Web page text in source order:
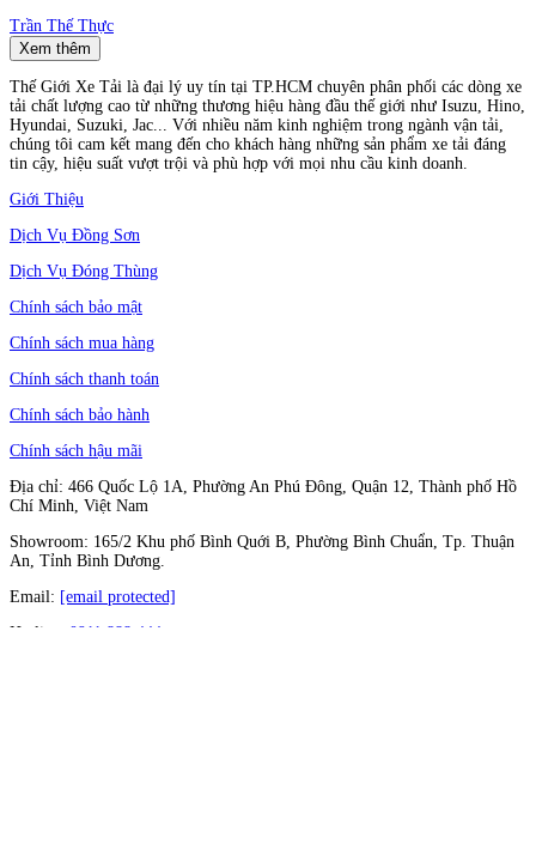
Trần Thế Thực
Xem thêm
Thế Giới Xe Tải là đại lý uy tín tại TP.HCM chuyên phân phối các dòng xe
tải chất lượng cao từ những thương hiệu hàng đầu thế giới như Isuzu, Hino,
Hyundai, Suzuki, Jac... Với nhiều năm kinh nghiệm trong ngành vận tải,
chúng tôi cam kết mang đến cho khách hàng những sản phẩm xe tải đáng
tin cậy, hiệu suất vượt trội và phù hợp với mọi nhu cầu kinh doanh.
Giới Thiệu
Dịch Vụ Đồng Sơn
Dịch Vụ Đóng Thùng
Chính sách bảo mật
Chính sách mua hàng
Chính sách thanh toán
Chính sách bảo hành
Chính sách hậu mãi
Địa chỉ: 466 Quốc Lộ 1A, Phường An Phú Đông, Quận 12, Thành phố Hồ
Chí Minh, Việt Nam
Showroom: 165/2 Khu phố Bình Quới B, Phường Bình Chuẩn, Tp. Thuận
An, Tỉnh Bình Dương.
Email: [email protected]
Hotline: 0911 888 444